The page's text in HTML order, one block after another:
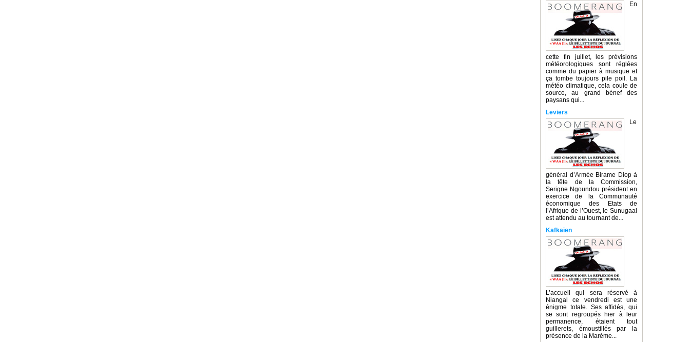
En
cette fin juillet, les prévisions
météorologiques sont réglées
comme du papier à musique et
ça tombe toujours pile poil. La
météo climatique, cela coule de
source, au grand bénef des
paysans qui...
Leviers
Le
général d’Armée Birame Diop à
la tête de la Commission,
Serigne Ngoundou président en
exercice de la Communauté
économique des Etats de
l’Afrique de l’Ouest, le Sunugaal
est attendu au tournant de...
Kafkaïen
L’accueil qui sera réservé à
Niangal ce vendredi est une
énigme totale. Ses affidés, qui
se sont regroupés hier à leur
permanence, étaient tout
guillerets, émoustillés par la
présence de la Marème...